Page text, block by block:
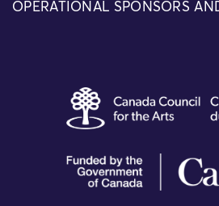
OPERATIONAL SPONSORS